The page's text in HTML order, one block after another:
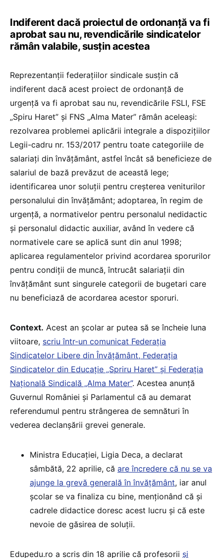
Indiferent dacă proiectul de ordonanță va fi
aprobat sau nu, revendicările sindicatelor
rămân valabile, susțin acestea
Reprezentanţii federaţiilor sindicale susţin că
indiferent dacă acest proiect de ordonanţă de
urgenţă va fi aprobat sau nu, revendicările FSLI, FSE
„Spiru Haret” şi FNS „Alma Mater” rămân aceleaşi:
rezolvarea problemei aplicării integrale a dispoziţiilor
Legii-cadru nr. 153/2017 pentru toate categoriile de
salariaţi din învăţământ, astfel încât să beneficieze de
salariul de bază prevăzut de această lege;
identificarea unor soluţii pentru creşterea veniturilor
personalului din învăţământ; adoptarea, în regim de
urgenţă, a normativelor pentru personalul nedidactic
şi personalul didactic auxiliar, având în vedere că
normativele care se aplică sunt din anul 1998;
aplicarea regulamentelor privind acordarea sporurilor
pentru condiţii de muncă, întrucât salariaţii din
învăţământ sunt singurele categorii de bugetari care
nu beneficiază de acordarea acestor sporuri.
Context. Acest an școlar ar putea să se încheie luna
viitoare, scriu într-un comunicat Federația
Sindicatelor Libere din Învățământ, Federația
Sindicatelor din Educație „Spriru Haret” și Federația
Națională Sindicală „Alma Mater”. Acestea anunţă
Guvernul României și Parlamentul că au demarat
referendumul pentru strângerea de semnături în
vederea declanșării grevei generale.
Ministra Educaţiei, Ligia Deca, a declarat
sâmbătă, 22 aprilie, că are încredere că nu se va
ajunge la grevă generală în învăţământ, iar anul
şcolar se va finaliza cu bine, menţionând că şi
cadrele didactice doresc acest lucru şi că este
nevoie de găsirea de soluţii.
Edupedu.ro a scris din 18 aprilie că profesorii și